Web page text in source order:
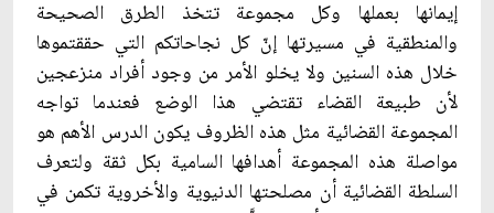
إيمانها بعملها وكل مجموعة تتخذ الطرق الصحيحة
والمنطقية في مسيرتها إنّ كل نجاحاتكم التي حققتموها
خلال هذه السنين ولا يخلو الأمر من وجود أفراد منزعجين
لأن طبيعة القضاء تقتضي هذا الوضع فعندما تواجه
المجموعة القضائية مثل هذه الظروف يكون الدرس الأهم هو
مواصلة هذه المجموعة أهدافها السامية بكل ثقة ولتعرف
السلطة القضائية أن مصلحتها الدنيوية والأخروية تكمن في